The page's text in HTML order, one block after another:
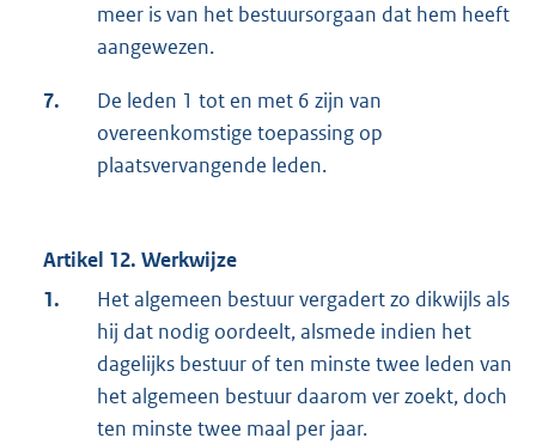
meer is van het bestuursorgaan dat hem heeft
aangewezen.
7.
De leden 1 tot en met 6 zijn van
overeenkomstige toepassing op
plaatsvervangende leden.
Artikel 12. Werkwijze
1.
Het algemeen bestuur vergadert zo dikwijls als
hij dat nodig oordeelt, alsmede indien het
dagelijks bestuur of ten minste twee leden van
het algemeen bestuur daarom ver zoekt, doch
ten minste twee maal per jaar.